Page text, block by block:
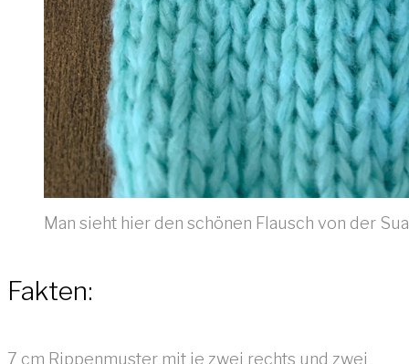
Man sieht hier den schönen Flausch von der
Fakten:
7 cm Rippenmuster mit je zwei rechts und zwei